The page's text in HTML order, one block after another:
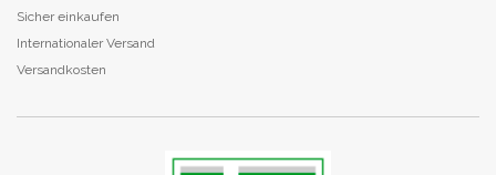
Sicher einkaufen
Internationaler Versand
Versandkosten